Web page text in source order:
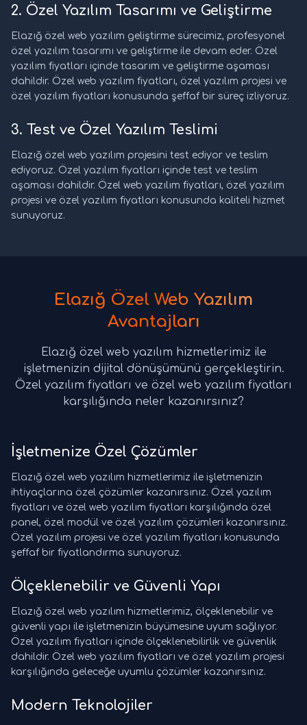
2. Özel Yazılım Tasarımı ve Geliştirme
Elazığ özel web yazılım geliştirme sürecimiz, profesyonel
özel yazılım tasarımı ve geliştirme ile devam eder. Özel
yazılım fiyatları içinde tasarım ve geliştirme aşaması
dahildir. Özel web yazılım fiyatları, özel yazılım projesi ve
özel yazılım fiyatları konusunda şeffaf bir süreç izliyoruz.
3. Test ve Özel Yazılım Teslimi
Elazığ özel web yazılım projesini test ediyor ve teslim
ediyoruz. Özel yazılım fiyatları içinde test ve teslim
aşaması dahildir. Özel web yazılım fiyatları, özel yazılım
projesi ve özel yazılım fiyatları konusunda kaliteli hizmet
sunuyoruz.
Elazığ Özel Web Yazılım
Avantajları
Elazığ özel web yazılım hizmetlerimiz ile
işletmenizin dijital dönüşümünü gerçekleştirin.
Özel yazılım fiyatları ve özel web yazılım fiyatları
karşılığında neler kazanırsınız?
İşletmenize Özel Çözümler
Elazığ özel web yazılım hizmetlerimiz ile işletmenizin
ihtiyaçlarına özel çözümler kazanırsınız. Özel yazılım
fiyatları ve özel web yazılım fiyatları karşılığında özel
panel, özel modül ve özel yazılım çözümleri kazanırsınız.
Özel yazılım projesi ve özel yazılım fiyatları konusunda
şeffaf bir fiyatlandırma sunuyoruz.
Ölçeklenebilir ve Güvenli Yapı
Elazığ özel web yazılım hizmetlerimiz, ölçeklenebilir ve
güvenli yapı ile işletmenizin büyümesine uyum sağlıyor.
Özel yazılım fiyatları içinde ölçeklenebilirlik ve güvenlik
dahildir. Özel web yazılım fiyatları ve özel yazılım projesi
karşılığında geleceğe uyumlu çözümler kazanırsınız.
Modern Teknolojiler